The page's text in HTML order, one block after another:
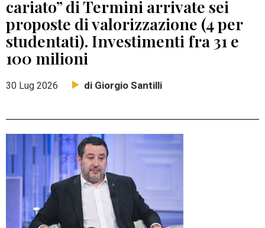
cariato” di Termini arrivate sei
proposte di valorizzazione (4 per
studentati). Investimenti fra 31 e
100 milioni
30 Lug 2026 di Giorgio Santilli